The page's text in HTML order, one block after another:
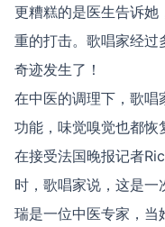
更糟糕的是医生告诉她
重的打击。歌唱家经过
奇迹发生了！
在中医的调理下，歌唱
功能，味觉嗅觉也都恢
在接受法国晚报记者
时，歌唱家说，这是一
瑞是一位中医专家，当